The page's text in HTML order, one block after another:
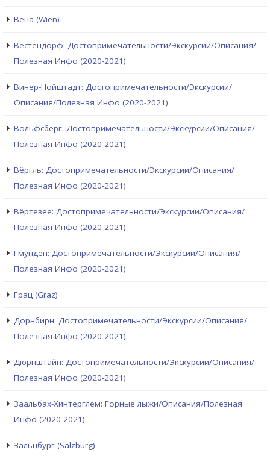
Вена (Wien)
Вестендорф: Достопримечательности/Экскурсии/Описания/
Полезная Инфо (2020-2021)
Винер-Нойштадт: Достопримечательности/Экскурсии/
Описания/Полезная Инфо (2020-2021)
Вольфсберг: Достопримечательности/Экскурсии/Описания/
Полезная Инфо (2020-2021)
Вёргль: Достопримечательности/Экскурсии/Описания/
Полезная Инфо (2020-2021)
Вёртезее: Достопримечательности/Экскурсии/Описания/
Полезная Инфо (2020-2021)
Гмунден: Достопримечательности/Экскурсии/Описания/
Полезная Инфо (2020-2021)
Грац (Graz)
Дорнбирн: Достопримечательности/Экскурсии/Описания/
Полезная Инфо (2020-2021)
Дюрнштайн: Достопримечательности/Экскурсии/Описания/
Полезная Инфо (2020-2021)
Заальбах-Хинтерглем: Горные лыжи/Описания/Полезная
Инфо (2020-2021)
Зальцбург (Salzburg)